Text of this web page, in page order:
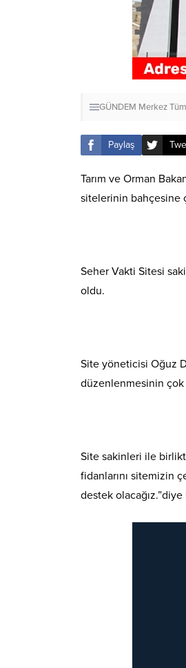
GÜNDEM Merkez
Paylaş
Tarım ve Orman
sitelerinin bahçesine
Seher Vakti Sitesi
oldu.
Site yöneticisi Oğuz
düzenlenmesinin
Site sakinleri ile
fidanlarını sitemizin
destek